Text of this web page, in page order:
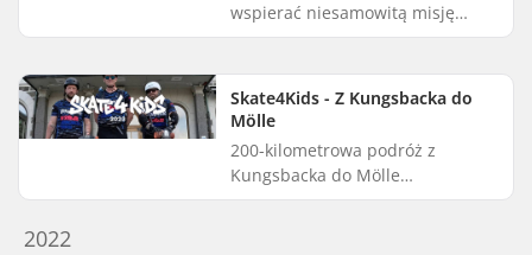
wspierać niesamowitą misję
Make Life Skate Life polegającą
zaniedbanych społecznościach
na całym św...
Skate4Kids - Z Kungsbacka do
Mölle
200-kilometrowa podróż z
Kungsbacka do Mölle
poprowadziła ekipę Skate4Kids
2022